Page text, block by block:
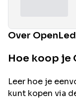
Over
Hoe koop je
Leer hoe je
kunt kopen via